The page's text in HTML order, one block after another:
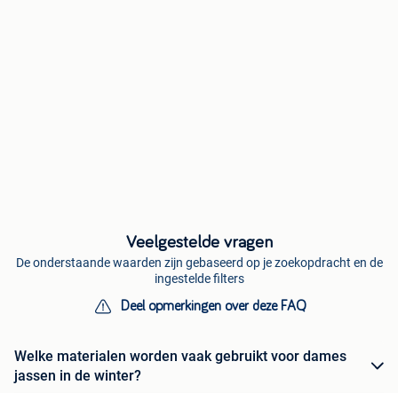
Veelgestelde vragen
De onderstaande waarden zijn gebaseerd op je zoekopdracht en de
ingestelde filters
Deel opmerkingen over deze FAQ
Welke materialen worden vaak gebruikt voor dames
jassen in de winter?